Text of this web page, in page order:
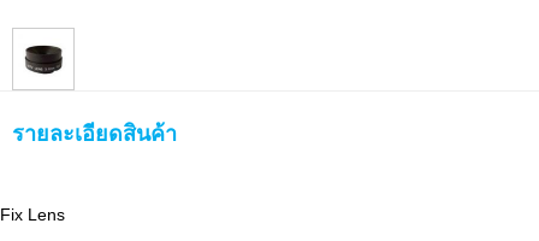
รายละเอียดสินค้า
Fix Lens